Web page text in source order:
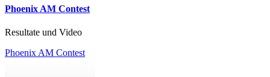
Phoenix AM Contest
Resultate und Video
Phoenix AM Contest